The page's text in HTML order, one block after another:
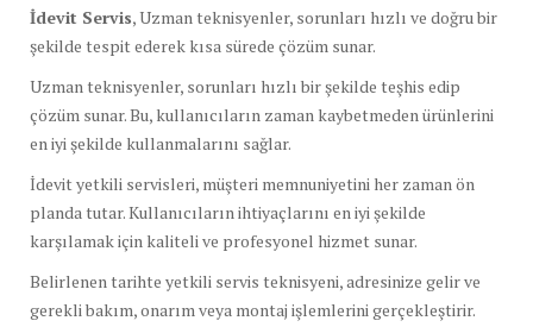
İdevit Servis, Uzman teknisyenler, sorunları hızlı ve doğru bir
şekilde tespit ederek kısa sürede çözüm sunar.
Uzman teknisyenler, sorunları hızlı bir şekilde teşhis edip
çözüm sunar. Bu, kullanıcıların zaman kaybetmeden ürünlerini
en iyi şekilde kullanmalarını sağlar.
İdevit yetkili servisleri, müşteri memnuniyetini her zaman ön
planda tutar. Kullanıcıların ihtiyaçlarını en iyi şekilde
karşılamak için kaliteli ve profesyonel hizmet sunar.
Belirlenen tarihte yetkili servis teknisyeni, adresinize gelir ve
gerekli bakım, onarım veya montaj işlemlerini gerçekleştirir.